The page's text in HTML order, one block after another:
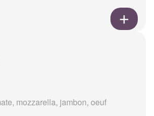
mozzarella, jambon, oeuf